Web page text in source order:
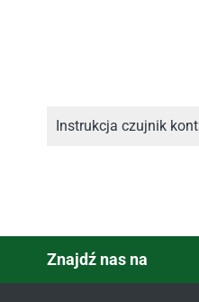
Instrukcja czujnik
Znajdź nas na